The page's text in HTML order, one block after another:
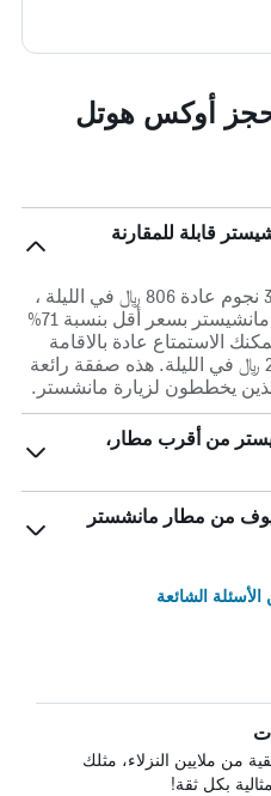
حجز أوكس هوتل
قابلة للمقارنة
تكلف فنادق مانشستر المصنفة 3 نجوم عادة 806 ﷼ في الليلة ،
ولكن وسطياً يتوفر أوكس هوتل مانشيستر بسعر أقل بنسبة 71%
الاستمتاع عادة بالاقامة
في أوكس هوتل مانشيستر بـ 241 ﷼ في الليلة. هذه صفقة رائعة
من أقرب مطار،
من مطار مانشستر
الشائعة
من ملايين النزلاء، مثلك
بكل ثقة!